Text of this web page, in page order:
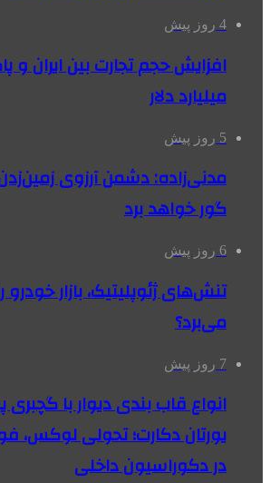
4 روز پیش
میلیارد دلار
5 روز پیش
مدنی‌زاده: دشمن آرزوی زمین‌زدن
گور خواهد برد
6 روز پیش
تنش‌های ژئوپلیتیک، بازار
می‌برد؟
7 روز پیش
انواع قاب بندی دیوار با
یورتان دکارت؛ تحولی لوکس،
در دکوراسیون داخلی